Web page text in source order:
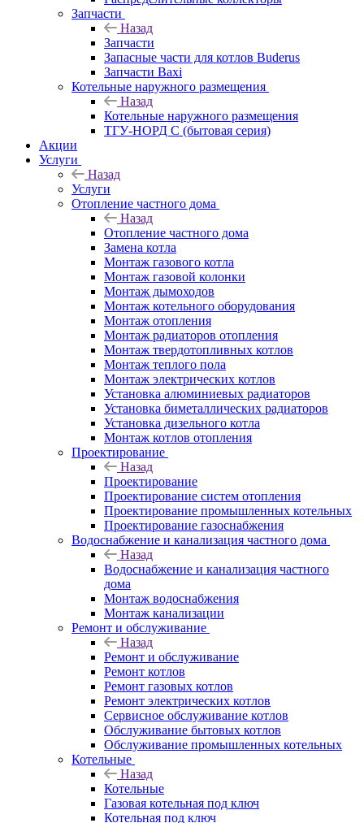
Запчасти
Назад
Запчасти
Запасные части для котлов Buderus
Запчасти Baxi
Котельные наружного размещения
Назад
Котельные наружного размещения
ТГУ-НОРД С (бытовая серия)
Акции
Услуги
Назад
Услуги
Отопление частного дома
Назад
Отопление частного дома
Замена котла
Монтаж газового котла
Монтаж газовой колонки
Монтаж дымоходов
Монтаж котельного оборудования
Монтаж отопления
Монтаж радиаторов отопления
Монтаж твердотопливных котлов
Монтаж теплого пола
Монтаж электрических котлов
Установка алюминиевых радиаторов
Установка биметаллических радиаторов
Установка дизельного котла
Монтаж котлов отопления
Проектирование
Назад
Проектирование
Проектирование систем отопления
Проектирование промышленных котельных
Проектирование газоснабжения
Водоснабжение и канализация частного дома
Назад
Водоснабжение и канализация частного
дома
Монтаж водоснабжения
Монтаж канализации
Ремонт и обслуживание
Назад
Ремонт и обслуживание
Ремонт котлов
Ремонт газовых котлов
Ремонт электрических котлов
Сервисное обслуживание котлов
Обслуживание бытовых котлов
Обслуживание промышленных котельных
Котельные
Назад
Котельные
Газовая котельная под ключ
Котельная под ключ